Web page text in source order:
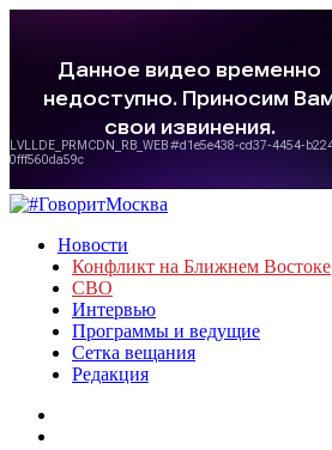
Новости
Конфликт на Ближнем Востоке
СВО
Интервью
Программы и ведущие
Сетка вещания
Редакция